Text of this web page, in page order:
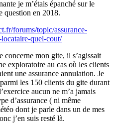
je m’étais épanché sur le
question en 2018.
forums/topic/assurance-
quel-cout/
concerne mon gite, il s’agissait
exploratoire au cas où les clients
une assurance annulation. Je
les 150 clients du gite durant
aucun ne m’a jamais
d’assurance ( ni même
dont je parle dans un de mes
j’en suis resté là.